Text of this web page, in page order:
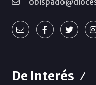
De Interés